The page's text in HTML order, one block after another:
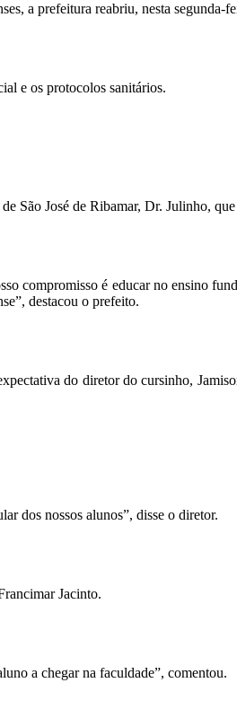
a prefeitura reabriu, nesta segunda-
e os protocolos sanitários.
São José de Ribamar, Dr. Julinho,
compromisso é educar no ensino
destacou o prefeito.
do diretor do cursinho,
dos nossos alunos”, disse o diretor.
Jacinto.
a chegar na faculdade”, comentou.